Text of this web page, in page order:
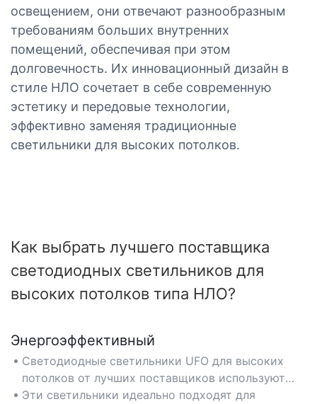
освещением, они отвечают разнообразным
требованиям больших внутренних
помещений, обеспечивая при этом
долговечность. Их инновационный дизайн в
стиле НЛО сочетает в себе современную
эстетику и передовые технологии,
эффективно заменяя традиционные
светильники для высоких потолков.
Как выбрать лучшего поставщика
светодиодных светильников для
высоких потолков типа НЛО?
Энергоэффективный
Светодиодные светильники UFO для высоких
потолков от лучших поставщиков используют
передовые светодиодные технологии,
Эти светильники идеально подходят для